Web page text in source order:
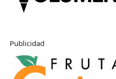
Publicidad